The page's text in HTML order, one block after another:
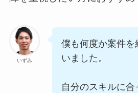
いずみ
僕も何度か案件を
いました。
自分のスキルに合